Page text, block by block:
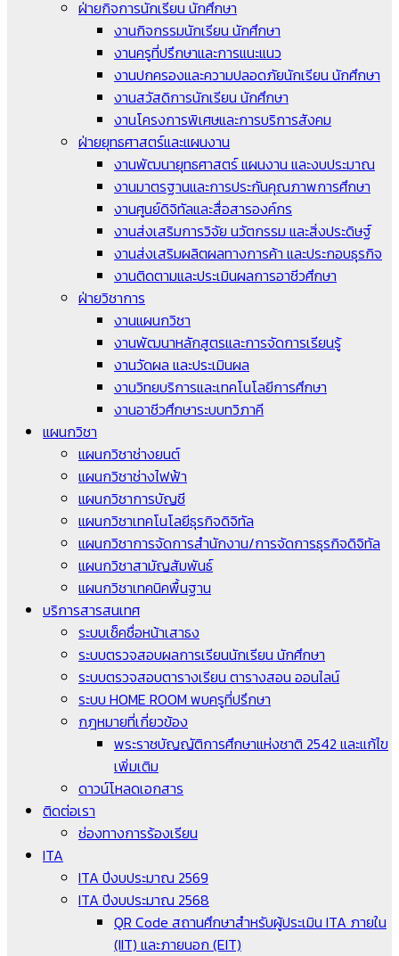
ฝ่ายกิจการนักเรียน นักศึกษา
งานกิจกรรมนักเรียน นักศึกษา
งานครูที่ปรึกษาและการแนะแนว
งานปกครองและความปลอดภัยนักเรียน นักศึกษา
งานสวัสดิการนักเรียน นักศึกษา
งานโครงการพิเศษและการบริการสังคม
ฝ่ายยุทธศาสตร์และแผนงาน
งานพัฒนายุทธศาสตร์ แผนงาน และงบประมาณ
งานมาตรฐานและการประกันคุณภาพการศึกษา
งานศูนย์ดิจิทัลและสื่อสารองค์กร
งานส่งเสริมการวิจัย นวัตกรรม และสิ่งประดิษฐ์
งานส่งเสริมผลิตผลทางการค้า และประกอบธุรกิจ
งานติดตามและประเมินผลการอาชีวศึกษา
ฝ่ายวิชาการ
งานแผนกวิชา
งานพัฒนาหลักสูตรและการจัดการเรียนรู้
งานวัดผล และประเมินผล
งานวิทยบริการและเทคโนโลยีการศึกษา
งานอาชีวศึกษาระบบทวิภาคี
แผนกวิชา
แผนกวิชาช่างยนต์
แผนกวิชาช่างไฟฟ้า
แผนกวิชาการบัญชี
แผนกวิชาเทคโนโลยีธุรกิจดิจิทัล
แผนกวิชาการจัดการสำนักงาน/การจัดการธุรกิจดิจิทัล
แผนกวิชาสามัญสัมพันธ์
แผนกวิชาเทคนิคพื้นฐาน
บริการสารสนเทศ
ระบบเช็คชื่อหน้าเสาธง
ระบบตรวจสอบผลการเรียนนักเรียน นักศึกษา
ระบบตรวจสอบตารางเรียน ตารางสอน ออนไลน์
ระบบ HOME ROOM พบครูที่ปรึกษา
กฎหมายที่เกี่ยวข้อง
พระราชบัญญัติการศึกษาแห่งชาติ 2542 และแก้ไข
เพิ่มเติม
ดาวน์โหลดเอกสาร
ติดต่อเรา
ช่องทางการร้องเรียน
ITA
ITA ปีงบประมาณ 2569
ITA ปีงบประมาณ 2568
QR Code สถานศึกษาสำหรับผู้ประเมิน ITA ภายใน
(IIT) และภายนอก (EIT)